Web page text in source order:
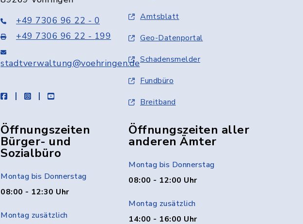
+49 7306 96 22 - 0
+49 7306 96 22 - 199
stadtverwaltung@voehringen.de
facebookinstagramyoutube
Amtsblatt
Geo-Datenportal
Schadensmelder
Fundbüro
Breitband
Öffnungszeiten
Bürger- und
Sozialbüro
Montag bis Donnerstag
08:00 - 12:30 Uhr
Montag zusätzlich
Öffnungszeiten aller
anderen Ämter
Montag bis Donnerstag
08:00 - 12:00 Uhr
Montag zusätzlich
14:00 - 16:00 Uhr